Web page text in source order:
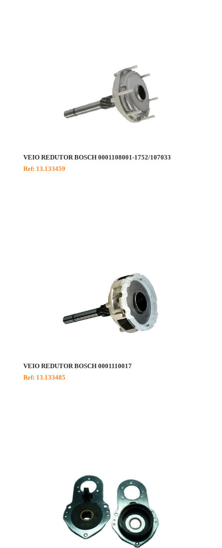
VEIO REDUTOR BOSCH 0001108001-1752/107033
Ref: 13.133459
VEIO REDUTOR BOSCH 0001110017
Ref: 13.133485